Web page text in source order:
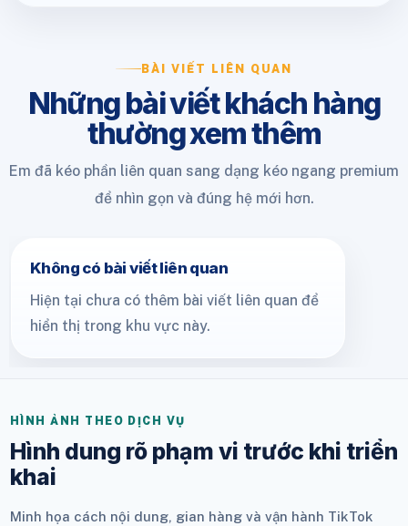
BÀI VIẾT LIÊN QUAN
Những bài viết khách hàng
thường xem thêm
Em đã kéo phần liên quan sang dạng kéo ngang premium
để nhìn gọn và đúng hệ mới hơn.
Không có bài viết liên quan
Hiện tại chưa có thêm bài viết liên quan để
hiển thị trong khu vực này.
HÌNH ẢNH THEO DỊCH VỤ
Hình dung rõ phạm vi trước khi triển
khai
Minh họa cách nội dung, gian hàng và vận hành TikTok